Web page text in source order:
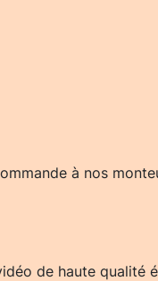
à nos
de haute qualité